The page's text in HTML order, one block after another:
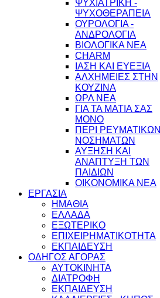
ΨΥΧΙΑΤΡΙΚΗ -
ΨΥΧΟΘΕΡΑΠΕΙΑ
ΟΥΡΟΛΟΓΙΑ -
ΑΝΔΡΟΛΟΓΙΑ
ΒΙΟΛΟΓΙΚΑ ΝΕΑ
CHARM
ΙΑΣΗ ΚΑΙ ΕΥΕΞΙΑ
ΑΛΧΗΜΕΙΕΣ ΣΤΗΝ
ΚΟΥΖΙΝΑ
ΩΡΛ ΝEA
ΓΙΑ ΤΑ ΜΑΤΙΑ ΣΑΣ
ΜΟΝΟ
ΠΕΡΙ ΡΕΥΜΑΤΙΚΩΝ
ΝΟΣΗΜΑΤΩΝ
ΑΥΞΗΣΗ ΚΑΙ
ΑΝΑΠΤΥΞΗ ΤΩΝ
ΠΑΙΔΙΩΝ
ΟΙΚΟΝΟΜΙΚΑ ΝΕΑ
ΕΡΓΑΣΙΑ
ΗΜΑΘΙΑ
ΕΛΛΑΔΑ
ΕΞΩΤΕΡΙΚΟ
ΕΠΙΧΕΙΡΗΜΑΤΙΚΟΤΗΤΑ
ΕΚΠΑΙΔΕΥΣΗ
ΟΔΗΓΟΣ ΑΓΟΡΑΣ
ΑΥΤΟΚΙΝΗΤΑ
ΔΙΑΤΡΟΦΗ
ΕΚΠΑΙΔΕΥΣΗ